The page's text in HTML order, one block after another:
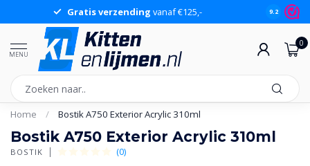
Gratis verzending vanaf €125,- 9.2
MENU
0
Home / Bostik A750 Exterior Acrylic 310ml
Bostik A750 Exterior Acrylic 310ml
BOSTIK (0)